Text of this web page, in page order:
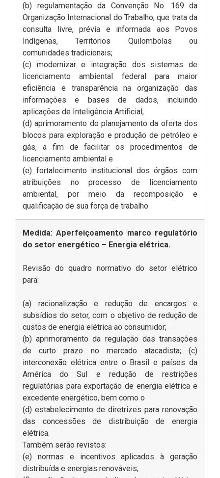
(b) regulamentação da Convenção No. 169 da
Organização Internacional do Trabalho, que trata da
consulta livre, prévia e informada aos Povos
Indígenas, Territórios Quilombolas ou
comunidades tradicionais;
(c) modernizar e integração dos sistemas de
licenciamento ambiental federal para maior
eficiência e transparência na organização das
informações e bases de dados, incluindo
aplicações de Inteligência Artificial;
(d) aprimoramento do planejamento da oferta dos
blocos para exploração e produção de petróleo e
gás, a fim de facilitar os procedimentos de
licenciamento ambiental e
(e) fortalecimento institucional dos órgãos com
atribuições no processo de licenciamento
ambiental, por meio da recomposição e
qualificação de sua força de trabalho.
Medida: Aperfeiçoamento marco regulatório
do setor energético – Energia elétrica.
Revisão do quadro normativo do setor elétrico
para:
(a) racionalização e redução de encargos e
subsídios do setor, com o objetivo de redução de
custos de energia elétrica ao consumidor;
(b) aprimoramento da regulação das transações
de curto prazo no mercado atacadista; (c)
interconexão elétrica entre o Brasil e países da
América do Sul e redução de restrições
regulatórias para exportação de energia elétrica e
excedente energético, bem como o
(d) estabelecimento de diretrizes para renovação
das concessões de distribuição de energia
elétrica.
Também serão revistos:
(e) normas e incentivos aplicados à geração
distribuída e energias renováveis;